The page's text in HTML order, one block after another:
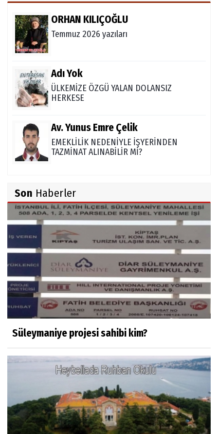
ORHAN KILIÇOĞLU
Temmuz 2026 yazıları
Adı Yok
ÜLKEMİZE ÖZGÜ YALAN DOLANSIZ
HERKESE
Av. Yunus Emre Çelik
EMEKLİLİK NEDENİYLE İŞYERİNDEN
TAZMİNAT ALINABİLİR Mİ?
TÜRK DEVLETLERİ TEŞKİLATI'NI ANLAMAK
M. Şevket Atalay
Nüfus ve Seçmen sayıları tutarsızlığı
Misafir Yazar
Yapay zekâ platformlarında ebeveyn
kontrolü sağlamak
OLANIN ÖZETİ!.
HÜSEYİN MOVİT
HÜSEYİN MOVİT ABİMİZİN SON
PAYLAŞIMLARI
Son Haberler
Süleymaniye projesi sahibi kim?